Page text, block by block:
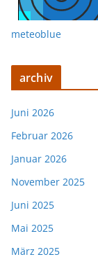
meteoblue
archiv
Juni 2026
Februar 2026
Januar 2026
November 2025
Juni 2025
Mai 2025
März 2025